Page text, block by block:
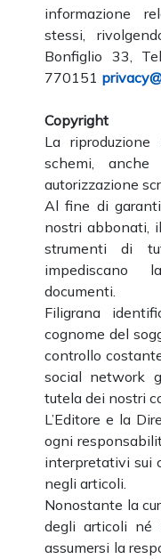
informazione
stessi,
Bonfiglio 33,
770151
Copyright
La
schemi,
autorizzazione
Al fine di
nostri abbonati,
strumenti di
impediscano
documenti.
Filigrana
cognome del
controllo
social network
tutela dei nostri
L’Editore e la
ogni
interpretativi sui
negli articoli.
Nonostante la
degli articoli né
assumersi la